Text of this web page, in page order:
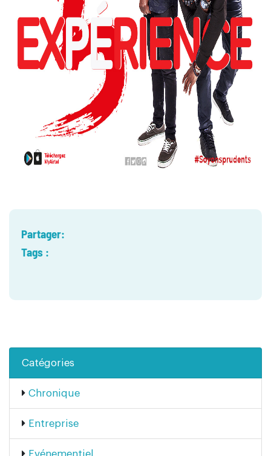
Partager:
Tags :
Catégories
Chronique
Entreprise